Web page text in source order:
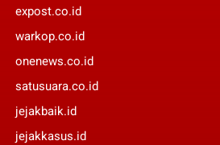
expost.co.id
warkop.co.id
onenews.co.id
satusuara.co.id
jejakbaik.id
jejakkasus.id